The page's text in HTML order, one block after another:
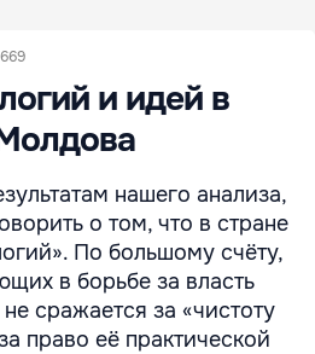
669
и идей в
нашего анализа,
о том, что в стране
По большому счёту,
в борьбе за власть
сражается за «чистоту
право её практической